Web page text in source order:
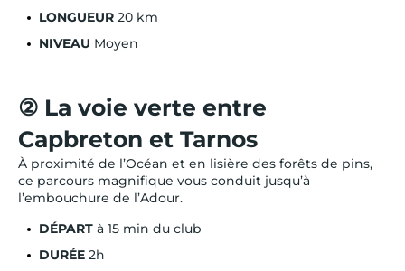
LONGUEUR 20 km
NIVEAU Moyen
② La voie verte entre
Capbreton et Tarnos
À proximité de l’Océan et en lisière des forêts de pins,
ce parcours magnifique vous conduit jusqu’à
l’embouchure de l’Adour.
DÉPART à 15 min du club
DURÉE 2h